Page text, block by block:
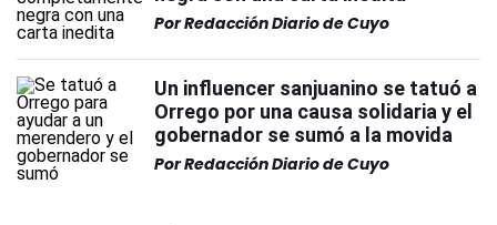
PorRedacción Diario de Cuyo
Un influencer sanjuanino se tatuó a
Orrego por una causa solidaria y el
gobernador se sumó a la movida
PorRedacción Diario de Cuyo